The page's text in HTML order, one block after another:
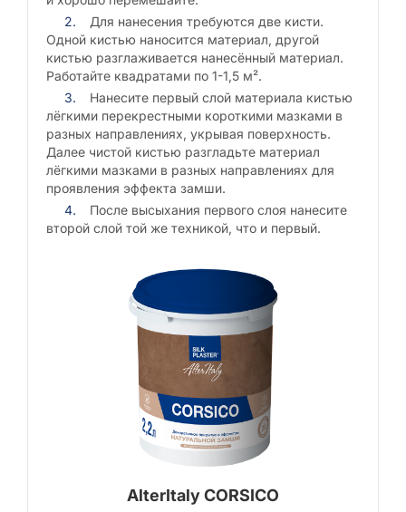
Для нанесения требуются две кисти.
Одной кистью наносится материал, другой
кистью разглаживается нанесённый материал.
Работайте квадратами по 1-1,5 м².
Нанесите первый слой материала кистью
лёгкими перекрестными короткими мазками в
разных направлениях, укрывая поверхность.
Далее чистой кистью разгладьте материал
лёгкими мазками в разных направлениях для
проявления эффекта замши.
После высыхания первого слоя нанесите
второй слой той же техникой, что и первый.
AlterItaly CORSICO